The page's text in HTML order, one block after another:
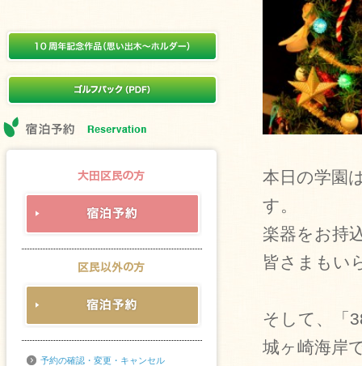
予約の確認・変更・キャンセル
本日の学園
す。
楽器をお持
皆さまもい
そして、「
城ヶ崎海岸